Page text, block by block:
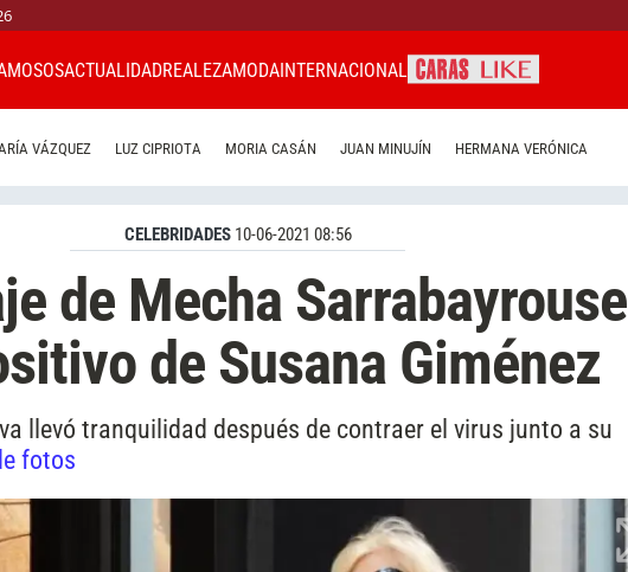
ACTUALIDADREALEZAMODAINTERNACIONAL
VÁZQUEZ LUZ CIPRIOTA MORIA CASÁN JUAN MINUJÍN HERMANA VERÓNICA
CELEBRIDADES 10-06-2021 08:56
de Mecha Sarrabayrouse
de Susana Giménez
llevó tranquilidad después de contraer el virus junto a su
fotos